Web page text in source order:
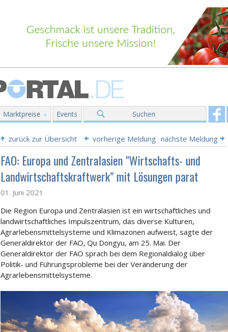
Marktpreise Events Suchen
zurück zur Übersicht vorherige Meldung nächste Meldung
FAO: Europa und Zentralasien "Wirtschafts- und
Landwirtschaftskraftwerk" mit Lösungen parat
01. Juni 2021
Die Region Europa und Zentralasien ist ein wirtschaftliches und
landwirtschaftliches Impulszentrum, das diverse Kulturen,
Agrarlebensmittelsysteme und Klimazonen aufweist, sagte der
Generaldirektor der FAO, Qu Dongyu, am 25. Mai. Der
Generaldirektor der FAO sprach bei dem Regionaldialog über
Politik- und Führungsprobleme bei der Veränderung der
Agrarlebensmittelsysteme.